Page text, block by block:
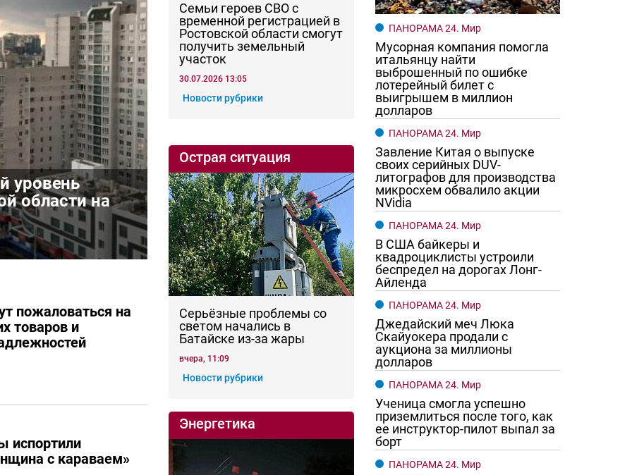
уровень
области на
пожаловаться на
товаров и
испортили
с караваем»
Семьи героев СВО с
временной регистрацией в
Ростовской области смогут
получить земельный
участок
30.07.2026 13:05
Новости рубрики
Острая ситуация
Серьёзные проблемы со
светом начались в
Батайске из-за жары
вчера, 11:09
Новости рубрики
Энергетика
ПАНОРАМА 24. Мир
Мусорная компания помогла
итальянцу найти
выброшенный по ошибке
лотерейный билет с
выигрышем в миллион
долларов
ПАНОРАМА 24. Мир
Завление Китая о выпуске
своих серийных DUV-
литографов для производства
микросхем обвалило акции
NVidia
ПАНОРАМА 24. Мир
В США байкеры и
квадроциклисты устроили
беспредел на дорогах Лонг-
Айленда
ПАНОРАМА 24. Мир
Джедайский меч Люка
Скайуокера продали с
аукциона за миллионы
долларов
ПАНОРАМА 24. Мир
Ученица смогла успешно
приземлиться после того, как
ее инструктор-пилот выпал за
борт
ПАНОРАМА 24. Мир